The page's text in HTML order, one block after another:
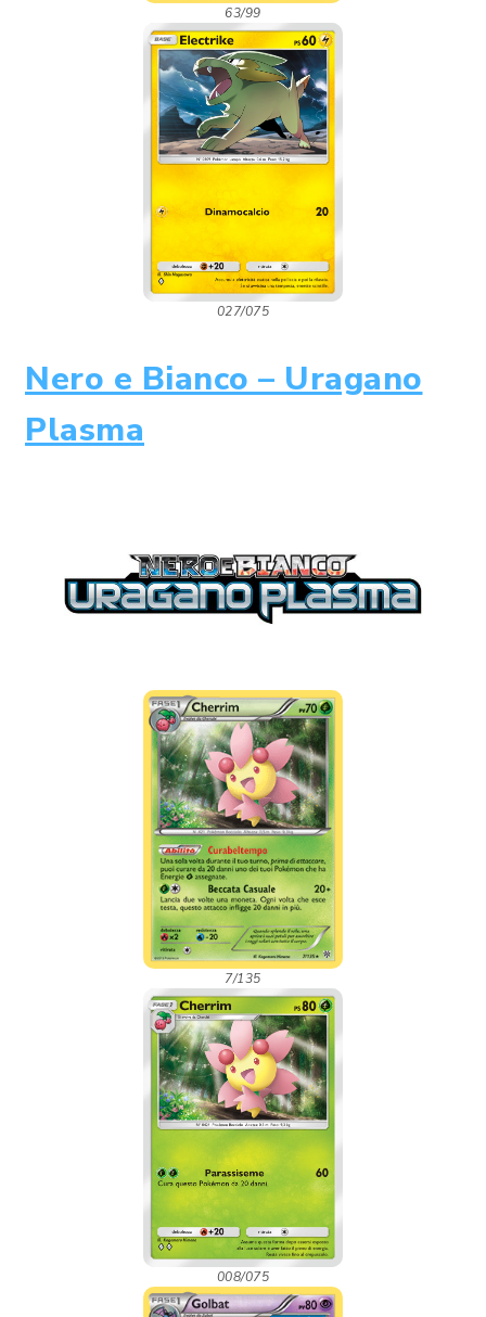
63/99
027/075
Nero e Bianco – Uragano
Plasma
7/135
008/075